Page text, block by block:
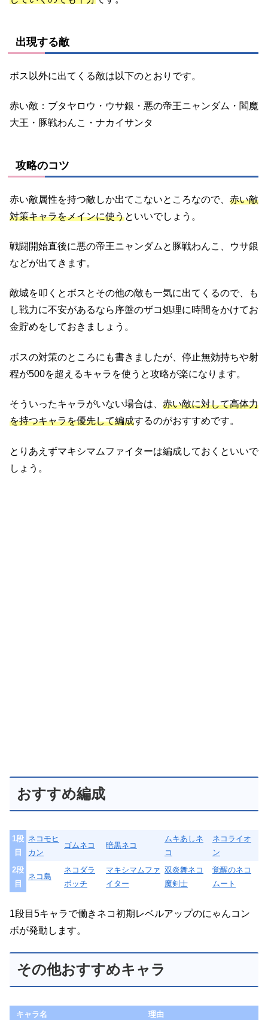
出現する敵
ボス以外に出てくる敵は以下のとおりです。
赤い敵：ブタヤロウ・ウサ銀・悪の帝王ニャンダム・閻魔
大王・豚戦わんこ・ナカイサンタ
攻略のコツ
赤い敵属性を持つ敵しか出てこないところなので、 赤い敵
対策キャラをメインに使うといいでしょう。
戦闘開始直後に悪の帝王ニャンダムと豚戦わんこ、ウサ銀
などが出てきます。
敵城を叩くとボスとその他の敵も一気に出てくるので、も
し戦力に不安があるなら序盤のザコ処理に時間をかけてお
金貯めをしておきましょう。
ボスの対策のところにも書きましたが、停止無効持ちや射
程が500を超えるキャラを使うと攻略が楽になります。
そういったキャラがいない場合は、 赤い敵に対して高体力
を持つキャラを優先して編成するのがおすすめです。
とりあえずマキシマムファイターは編成しておくといいで
しょう。
おすすめ編成
1段
目
ネコモヒ
カン
ゴムネコ 暗黒ネコ
ムキあしネ
コ
ネコライオ
ン
2段
目
ネコ島
ネコダラ
ボッチ
マキシマムファ
イター
双炎舞ネコ
魔剣士
覚醒のネコ
ムート
1段目5キャラで働きネコ初期レベルアップのにゃんコン
ボが発動します。
その他おすすめキャラ
キャラ名
理由